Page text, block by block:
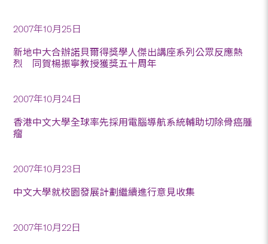
2007年10月25日
新地中大合辦諾貝爾得獎學人傑出講座系列公眾反應熱
烈 同賀楊振寧教授獲獎五十周年
2007年10月24日
香港中文大學全球率先採用電腦導航系統輔助切除骨癌腫
瘤
2007年10月23日
中文大學就校園發展計劃繼續進行意見收集
2007年10月22日